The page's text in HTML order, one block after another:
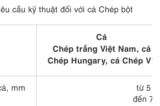
cầu kỹ thuật đối với cá Chép bột
Cá
Chép trắng Việt Nam, cá
Chép Hungary, cá Chép V1
mm
từ 5
đến 7